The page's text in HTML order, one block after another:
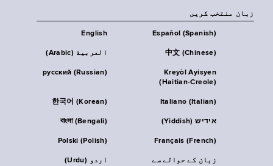
زبان منتخب کریں
English Español (Spanish)
العربية (Arabic) 中文 (Chinese)
русский (Russian)
Kreyòl Ayisyen
(Haitian-Creole)
한국어 (Korean) Italiano (Italian)
বাংলা (Bengali) אידיש (Yiddish)
Polski (Polish) Français (French)
اردو (Urdu)
زبان کے حوالے سے